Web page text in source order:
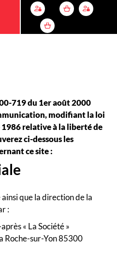
719 du 1er août 2000
modifiant la loi
relative à la liberté de
ci-dessous les
ce site :
que la direction de la
:
« La Société »
Roche-sur-Yon 85300